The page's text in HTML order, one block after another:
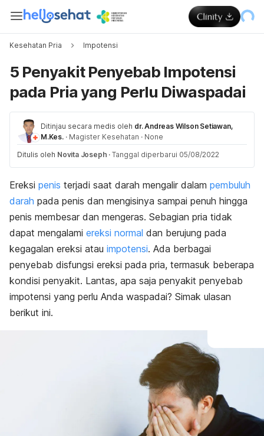
Kesehatan Pria Impotensi
5 Penyakit Penyebab Impotensi
pada Pria yang Perlu Diwaspadai
Ditinjau secara medis oleh dr. Andreas Wilson Setiawan,
M.Kes. · Magister Kesehatan · None
Ditulis oleh Novita Joseph · Tanggal diperbarui 05/08/2022
Ereksi penis terjadi saat darah mengalir dalam pembuluh
darah pada penis dan mengisinya sampai penuh hingga
penis membesar dan mengeras. Sebagian pria tidak
dapat mengalami ereksi normal dan berujung pada
kegagalan ereksi atau impotensi. Ada berbagai
penyebab disfungsi ereksi pada pria, termasuk beberapa
kondisi penyakit. Lantas, apa saja penyakit penyebab
impotensi yang perlu Anda waspadai? Simak ulasan
berikut ini.